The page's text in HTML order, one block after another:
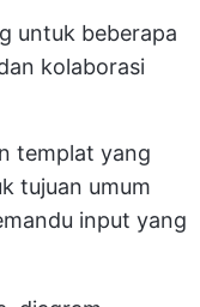
untuk beberapa
kolaborasi
templat yang
tujuan umum
input yang